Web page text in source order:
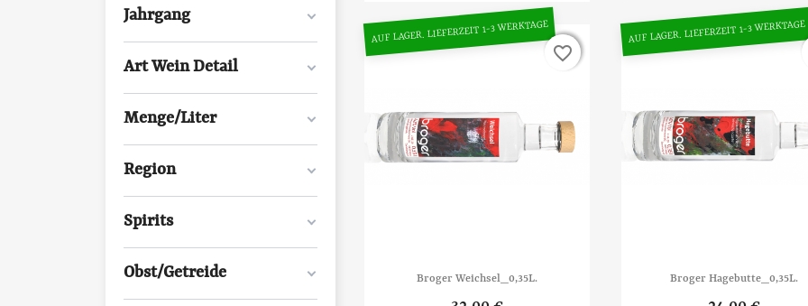
Jahrgang
Art Wein Detail
Menge/Liter
Region
Spirits
Obst/Getreide Vorschau
Broger Weichsel_0,35L.
AUF LAGER. LIEFERZEIT 1-3 WERKTAGE
favorite_border
favorite_border
 Vorschau
Broger Hagebutte_0,35L.
AUF LAGER. LIEFERZEIT 1-3 WERKTAGE